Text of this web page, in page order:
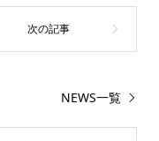
NEWS一覧